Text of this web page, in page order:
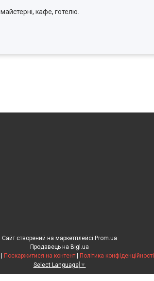
кафе, готелю.
Сайт створений на маркетплейсі Prom.ua
Продавець на Bigl.ua
ТЕПЛОТАЙМ | Поскаржитися на контент | Політика конфіденційності
Select Language ▼